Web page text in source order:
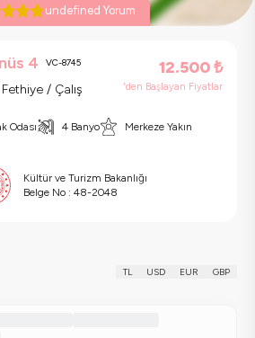
undefined Yorum
4 VC-8745
/ Çalış
12.500₺
'den Başlayan Fiyatlar
Odası 4 Banyo
Merkeze Yakın
Kültür ve Turizm Bakanlığı
Belge No : 48-2048
TL USD EUR GBP